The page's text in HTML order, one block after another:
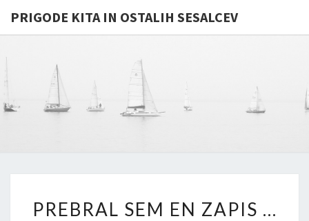
PRIGODE KITA IN OSTALIH SESALCEV
PRIGODE
And
SEM
PREBRAL SEM EN ZAPIS …